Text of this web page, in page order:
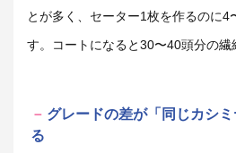
とが多く、セーター1枚を作るのに4
す。コートになると30〜40頭分の繊
グレードの差が「同じカシ
る